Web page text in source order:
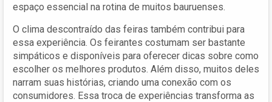
espaço essencial na rotina de muitos bauruenses.
O clima descontraído das feiras também contribui para
essa experiência. Os feirantes costumam ser bastante
simpáticos e disponíveis para oferecer dicas sobre como
escolher os melhores produtos. Além disso, muitos deles
narram suas histórias, criando uma conexão com os
consumidores. Essa troca de experiências transforma as